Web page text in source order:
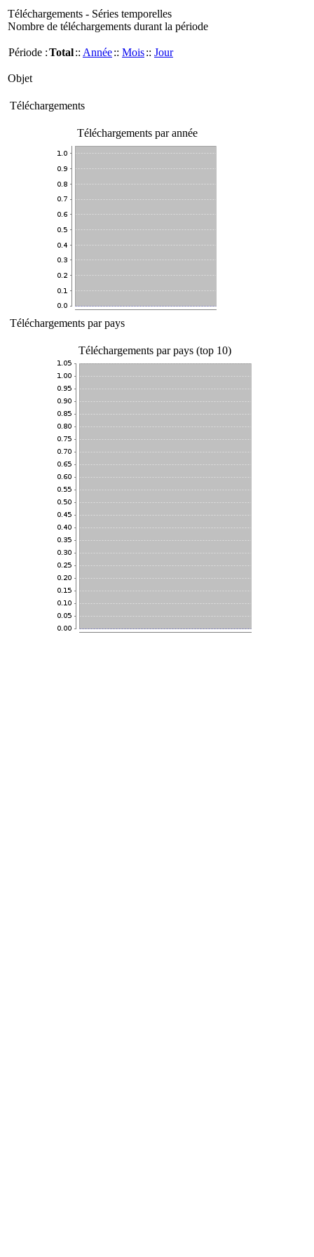
Téléchargements - Séries temporelles
Nombre de téléchargements durant la période
Période :Total:: Année:: Mois:: Jour
Objet
Téléchargements
Téléchargements par année
Téléchargements par pays
Téléchargements par pays (top 10)